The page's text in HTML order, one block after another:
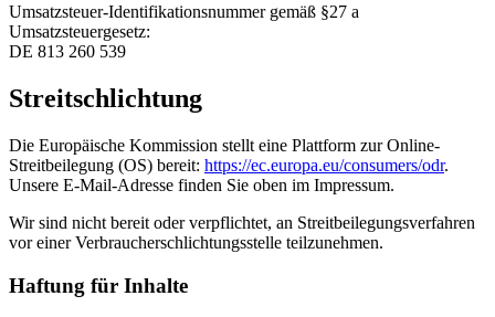
Umsatzsteuer-Identifikationsnummer gemäß §27 a
Umsatzsteuergesetz:
DE 813 260 539
Streitschlichtung
Die Europäische Kommission stellt eine Plattform zur Online-
Streitbeilegung (OS) bereit: https://ec.europa.eu/consumers/odr.
Unsere E-Mail-Adresse finden Sie oben im Impressum.
Wir sind nicht bereit oder verpflichtet, an Streitbeilegungsverfahren
vor einer Verbraucherschlichtungsstelle teilzunehmen.
Haftung für Inhalte